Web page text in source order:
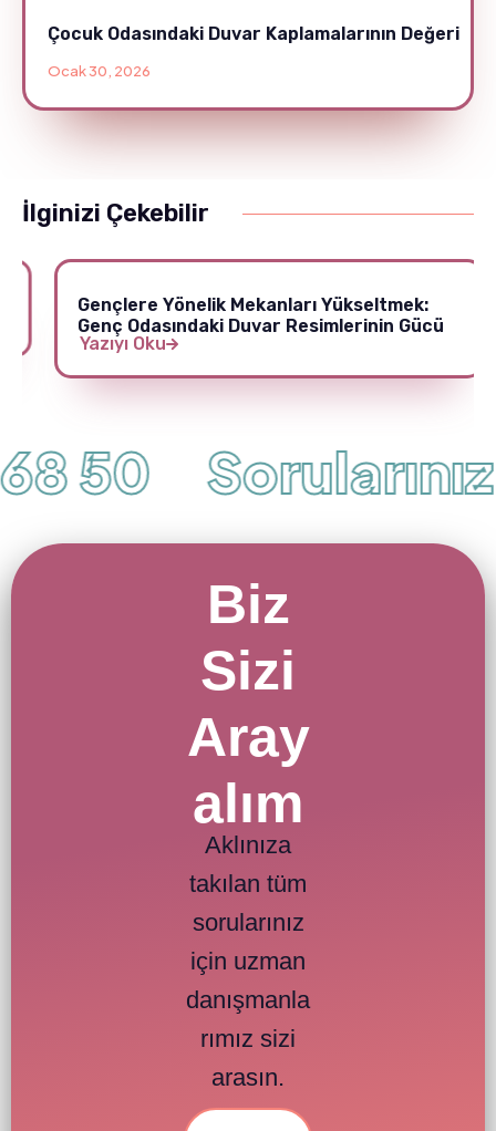
Çocuk Odasındaki Duvar Kaplamalarının Değeri
Ocak 30, 2026
İlginizi Çekebilir
Gençlere Yönelik Mekanları Yükseltmek:
Genç Odasındaki Duvar Resimlerinin Gücü
Yazıyı Oku
50 Sorularınız
Biz
Sizi
Aray
alım
Aklınıza
takılan tüm
sorularınız
için uzman
danışmanla
rımız sizi
arasın.